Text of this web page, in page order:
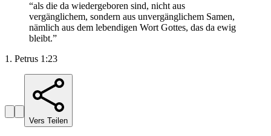
“als die da wiedergeboren sind, nicht aus
vergänglichem, sondern aus unvergänglichem Samen,
nämlich aus dem lebendigen Wort Gottes, das da ewig
bleibt.”
1. Petrus 1:23
Vers Teilen